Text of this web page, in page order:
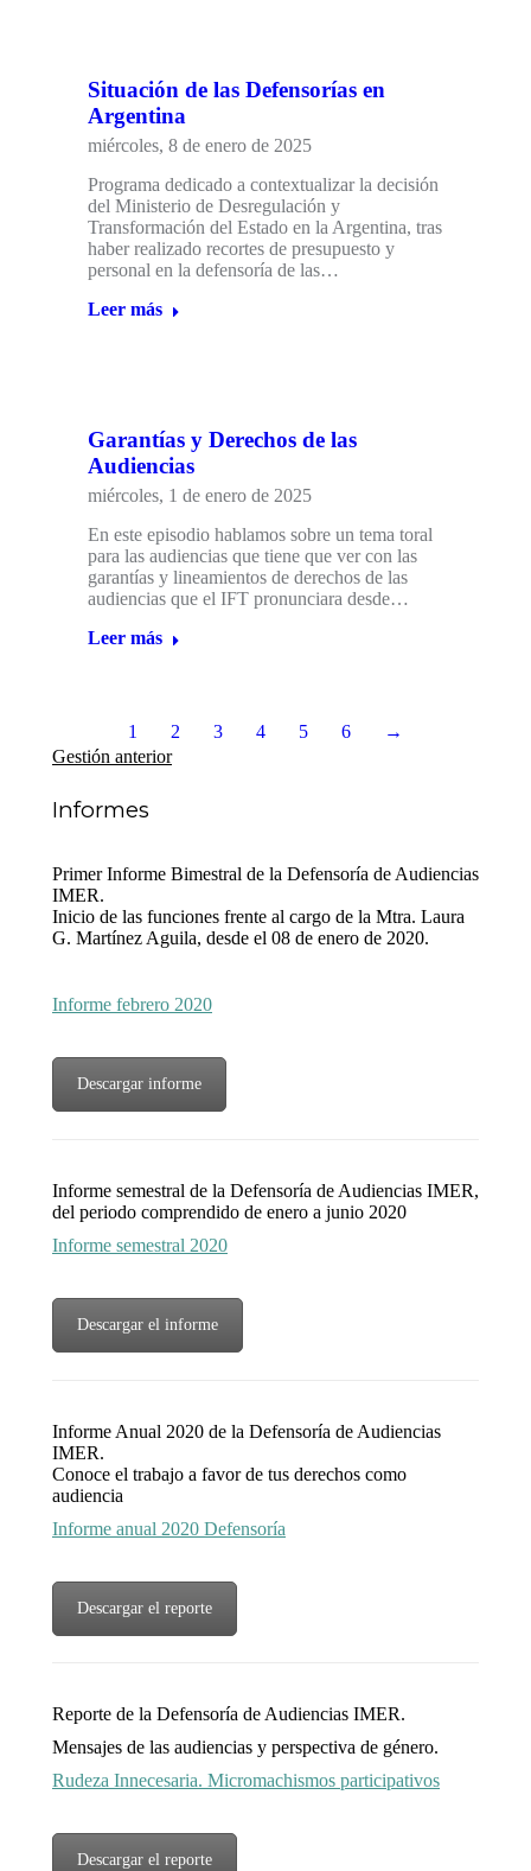
Situación de las Defensorías en
Argentina
miércoles, 8 de enero de 2025
Programa dedicado a contextualizar la decisión
del Ministerio de Desregulación y
Transformación del Estado en la Argentina, tras
haber realizado recortes de presupuesto y
personal en la defensoría de las…
Leer más
Garantías y Derechos de las
Audiencias
miércoles, 1 de enero de 2025
En este episodio hablamos sobre un tema toral
para las audiencias que tiene que ver con las
garantías y lineamientos de derechos de las
audiencias que el IFT pronunciara desde…
Leer más
1 2 3 4 5 6
→
Gestión anterior
Informes
Primer Informe Bimestral de la Defensoría de Audiencias
IMER.
Inicio de las funciones frente al cargo de la Mtra. Laura
G. Martínez Aguila, desde el 08 de enero de 2020.
Informe febrero 2020
Descargar informe
Informe semestral de la Defensoría de Audiencias IMER,
del periodo comprendido de enero a junio 2020
Informe semestral 2020
Descargar el informe
Informe Anual 2020 de la Defensoría de Audiencias
IMER.
Conoce el trabajo a favor de tus derechos como
audiencia
Informe anual 2020 Defensoría
Descargar el reporte
Reporte de la Defensoría de Audiencias IMER.
Mensajes de las audiencias y perspectiva de género.
Rudeza Innecesaria. Micromachismos participativos
Descargar el reporte